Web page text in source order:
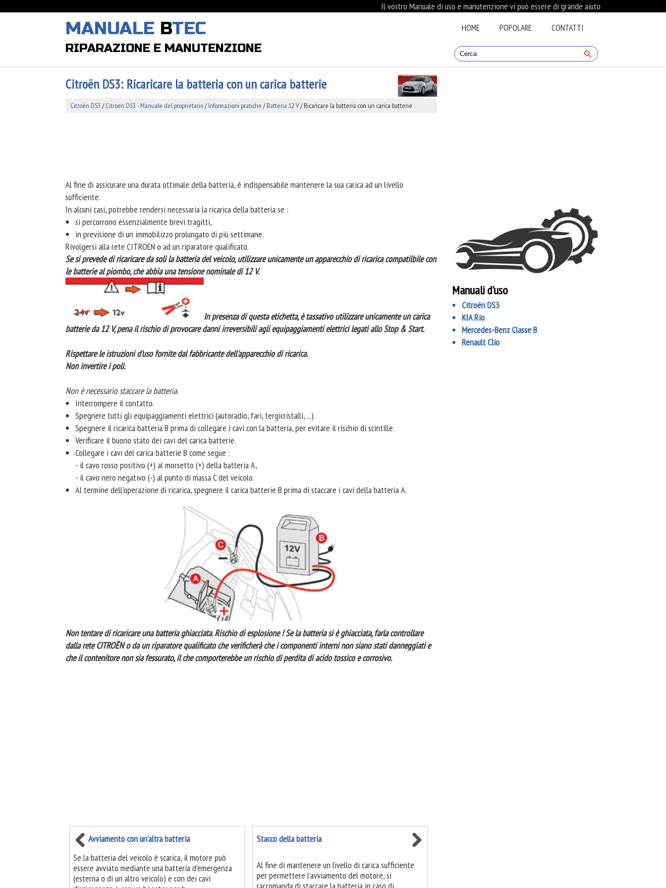
Il vostro Manuale di uso e manutenzione vi può essere di grande aiuto
MANUALE BTEC
RIPARAZIONE E MANUTENZIONE
HOME POPOLARE CONTATTI
Citroën DS3: Ricaricare la batteria con un carica batterie
Citroën DS3 /Citroen DS3 - Manuale del proprietario/Informazioni pratiche /Batteria 12 V/ Ricaricare la batteria con un carica batterie
Al fine di assicurare una durata ottimale della batteria, è indispensabile mantenere la sua carica ad un livello
sufficiente.
In alcuni casi, potrebbe rendersi necessaria la ricarica della batteria se :
si percorrono essenzialmente brevi tragitti,
in previsione di un immobilizzo prolungato di più settimane.
Rivolgersi alla rete CITROËN o ad un riparatore qualificato.
Se si prevede di ricaricare da soli la batteria del veicolo, utilizzare unicamente un apparecchio di ricarica compatilbile con
le batterie al piombo, che abbia una tensione nominale di 12 V.
In presenza di questa etichetta, è tassativo utilizzare unicamente un carica
batterie da 12 V, pena il rischio di provocare danni irreversibili agli equipaggiamenti elettrici legati allo Stop & Start.
Rispettare le istruzioni d'uso fornite dal fabbricante dell'apparecchio di ricarica.
Non invertire i poli.
Non è necessario staccare la batteria.
Interrompere il contatto.
Spegnere tutti gli equipaggiamenti elettrici (autoradio, fari, tergicristalli, ...).
Spegnere il ricarica batteria B prima di collegare i cavi con la batteria, per evitare il rischio di scintille.
Verificare il buono stato dei cavi del carica batterie.
Collegare i cavi del carica batterie B come segue :
- il cavo rosso positivo (+) al morsetto (+) della batteria A,
- il cavo nero negativo (-) al punto di massa C del veicolo.
Al termine dell'operazione di ricarica, spegnere il carica batterie B prima di staccare i cavi della batteria A.
Non tentare di ricaricare una batteria ghiacciata. Rischio di esplosione ! Se la batteria si è ghiacciata, farla controllare
dalla rete CITROËN o da un riparatore qualificato che verificherà che i componenti interni non siano stati danneggiati e
che il contenitore non sia fessurato, il che comporterebbe un rischio di perdita di acido tossico e corrosivo.
Avviamento con un'altra batteria
Se la batteria del veicolo è scarica, il motore può
essere avviato mediante una batteria d'emergenza
(esterna o di un altro veicolo) e con dei cavi
Stacco della batteria
Al fine di mantenere un livello di carica sufficiente
per permettere l'avviamento del motore, si
Manuali d'uso
Citroën DS3
KIA Rio
Mercedes-Benz Classe B
Renault Clio